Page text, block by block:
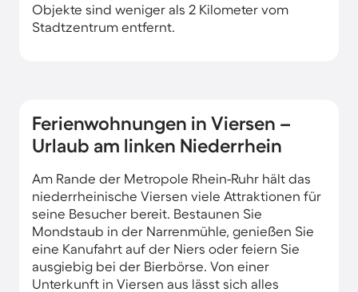
Objekte sind weniger als 2 Kilometer vom
Stadtzentrum entfernt.
Ferienwohnungen in Viersen –
Urlaub am linken Niederrhein
Am Rande der Metropole Rhein-Ruhr hält das
niederrheinische Viersen viele Attraktionen für
seine Besucher bereit. Bestaunen Sie
Mondstaub in der Narrenmühle, genießen Sie
eine Kanufahrt auf der Niers oder feiern Sie
ausgiebig bei der Bierbörse. Von einer
Unterkunft in Viersen aus lässt sich alles